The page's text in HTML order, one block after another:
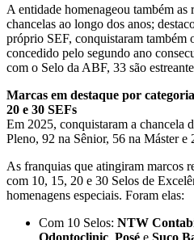
A entidade homenageou também as
chancelas ao longo dos anos;
próprio SEF, conquistaram também
concedido pelo segundo ano
com o Selo da ABF, 33 são
Marcas em destaque por
20 e 30 SEFs
Em 2025, conquistaram a chancela
Pleno, 92 na Sênior, 56 na Máster e
As franquias que atingiram marcos
com 10, 15, 20 e 30 Selos de
homenagens especiais. Foram elas:
Com 10 Selos: NTW